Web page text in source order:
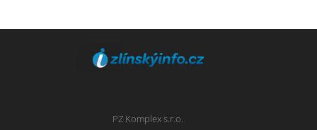
PZ Komplex s.r.o.